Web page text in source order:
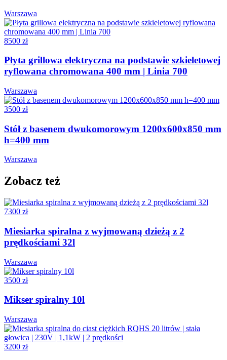
Warszawa
8500 zł
Płyta grillowa elektryczna na podstawie szkieletowej
ryflowana chromowana 400 mm | Linia 700
Warszawa
3500 zł
Stół z basenem dwukomorowym 1200x600x850 mm
h=400 mm
Warszawa
Zobacz też
7300 zł
Miesiarka spiralna z wyjmowaną dzieżą z 2
prędkościami 32l
Warszawa
3500 zł
Mikser spiralny 10l
Warszawa
3200 zł